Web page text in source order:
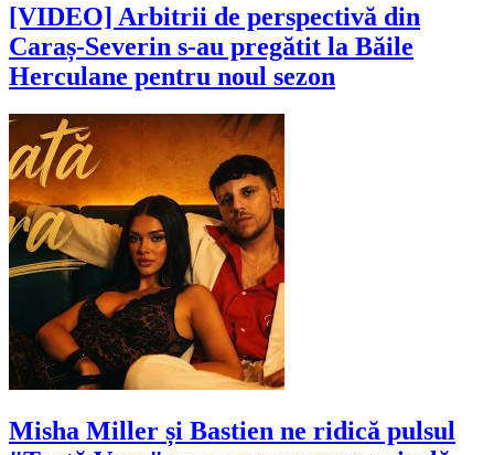
[VIDEO] Arbitrii de perspectivă din
Caraș-Severin s-au pregătit la Băile
Herculane pentru noul sezon
Misha Miller și Bastien ne ridică pulsul